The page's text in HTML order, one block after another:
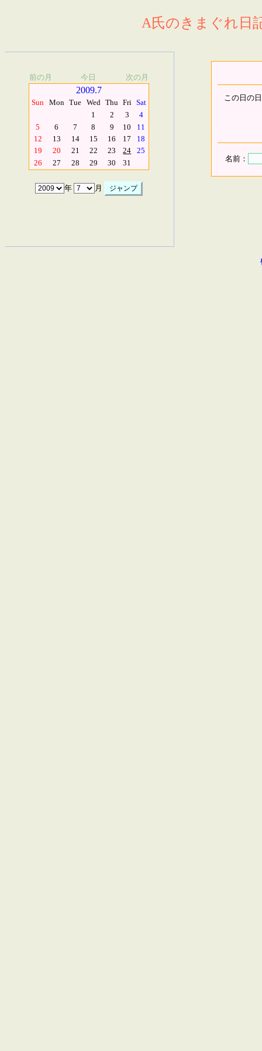
A氏のきまぐれ日
前の月 今日 次の月
2009.7
Sun Mon Tue Wed Thu Fri Sat
1
2 3
4
5
6 7 8 9 10
11
12
13 14 15 16 17
18
19
20 21 22 23 24
25
26
27 28 29 30 31
年 月
この日の
名前：